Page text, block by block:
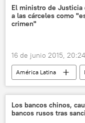
Operación militar en
El ministro de
a las cárceles como
crimen"
16 de junio 2015,
América Latina
José Eduardo Cardozo
Cámara de los Diputados
Partido del Trabajo (PT)
Los bancos chinos,
bancos rusos tras